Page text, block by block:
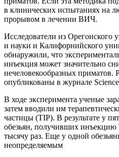
в клинических испытаниях на
прорывом в лечении ВИЧ.
Исследователи из Орегонского
и науки и Калифорнийского
обнаружили, что
инъекция может значительно
нечеловекообразных приматов.
опубликованы в журнале
В ходе эксперимента ученые
затем вводили им
частицы (TIP). В результате у
обезьян, получивших
тысячу раз. Еще у одной
неопределяемым